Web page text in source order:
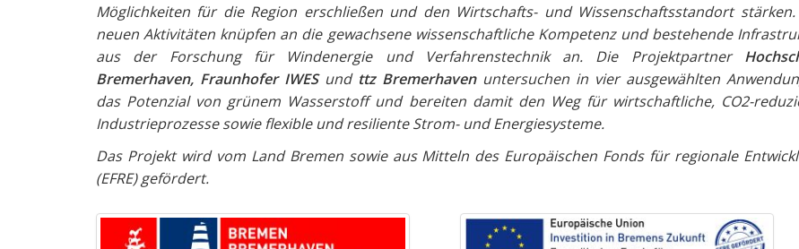
Möglichkeiten für die Region erschließen und den Wirtschafts- und Wissenschaftsstandort
neuen Aktivitäten knüpfen an die gewachsene wissenschaftliche Kompetenz und bestehende
aus der Forschung für Windenergie und Verfahrenstechnik an. Die Projektpartner
Bremerhaven, Fraunhofer IWESund ttz Bremerhavenuntersuchen in vier ausgewählten
das Potenzial von grünem Wasserstoff und bereiten damit den Weg für wirtschaftliche, CO2-
Industrieprozesse sowie flexible und resiliente Strom- und Energiesysteme.
Das Projekt wird vom Land Bremen sowie aus Mitteln des Europäischen Fonds für regionale
(EFRE) gefördert.